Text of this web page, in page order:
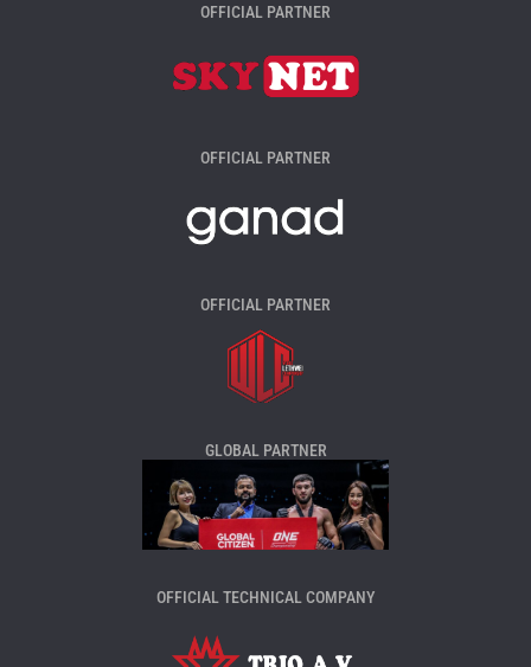
OFFICIAL PARTNER
OFFICIAL PARTNER
OFFICIAL PARTNER
GLOBAL PARTNER
OFFICIAL TECHNICAL COMPANY